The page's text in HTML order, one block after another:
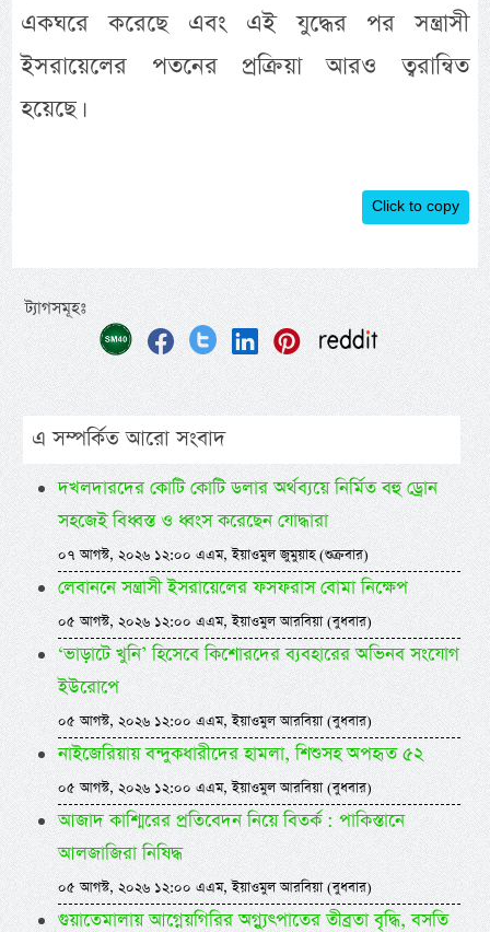
একঘরে করেছে এবং এই যুদ্ধের পর সন্ত্রাসী
ইসরায়েলের পতনের প্রক্রিয়া আরও ত্বরান্বিত
হয়েছে।
Click to copy
ট্যাগসমূহঃ
এ সম্পর্কিত আরো সংবাদ
দখলদারদের কোটি কোটি ডলার অর্থব্যয়ে নির্মিত বহু ড্রোন
সহজেই বিধ্বস্ত ও ধ্বংস করেছেন যোদ্ধারা
০৭ আগস্ট, ২০২৬ ১২:০০ এএম, ইয়াওমুল জুমুয়াহ (শুক্রবার)
লেবাননে সন্ত্রাসী ইসরায়েলের ফসফরাস বোমা নিক্ষেপ
০৫ আগস্ট, ২০২৬ ১২:০০ এএম, ইয়াওমুল আরবিয়া (বুধবার)
‘ভাড়াটে খুনি’ হিসেবে কিশোরদের ব্যবহারের অভিনব সংযোগ
ইউরোপে
০৫ আগস্ট, ২০২৬ ১২:০০ এএম, ইয়াওমুল আরবিয়া (বুধবার)
নাইজেরিয়ায় বন্দুকধারীদের হামলা, শিশুসহ অপহৃত ৫২
০৫ আগস্ট, ২০২৬ ১২:০০ এএম, ইয়াওমুল আরবিয়া (বুধবার)
আজাদ কাশ্মিরের প্রতিবেদন নিয়ে বিতর্ক : পাকিস্তানে
আলজাজিরা নিষিদ্ধ
০৫ আগস্ট, ২০২৬ ১২:০০ এএম, ইয়াওমুল আরবিয়া (বুধবার)
গুয়াতেমালায় আগ্নেয়গিরির অগ্ন্যুৎপাতের তীব্রতা বৃদ্ধি, বসতি